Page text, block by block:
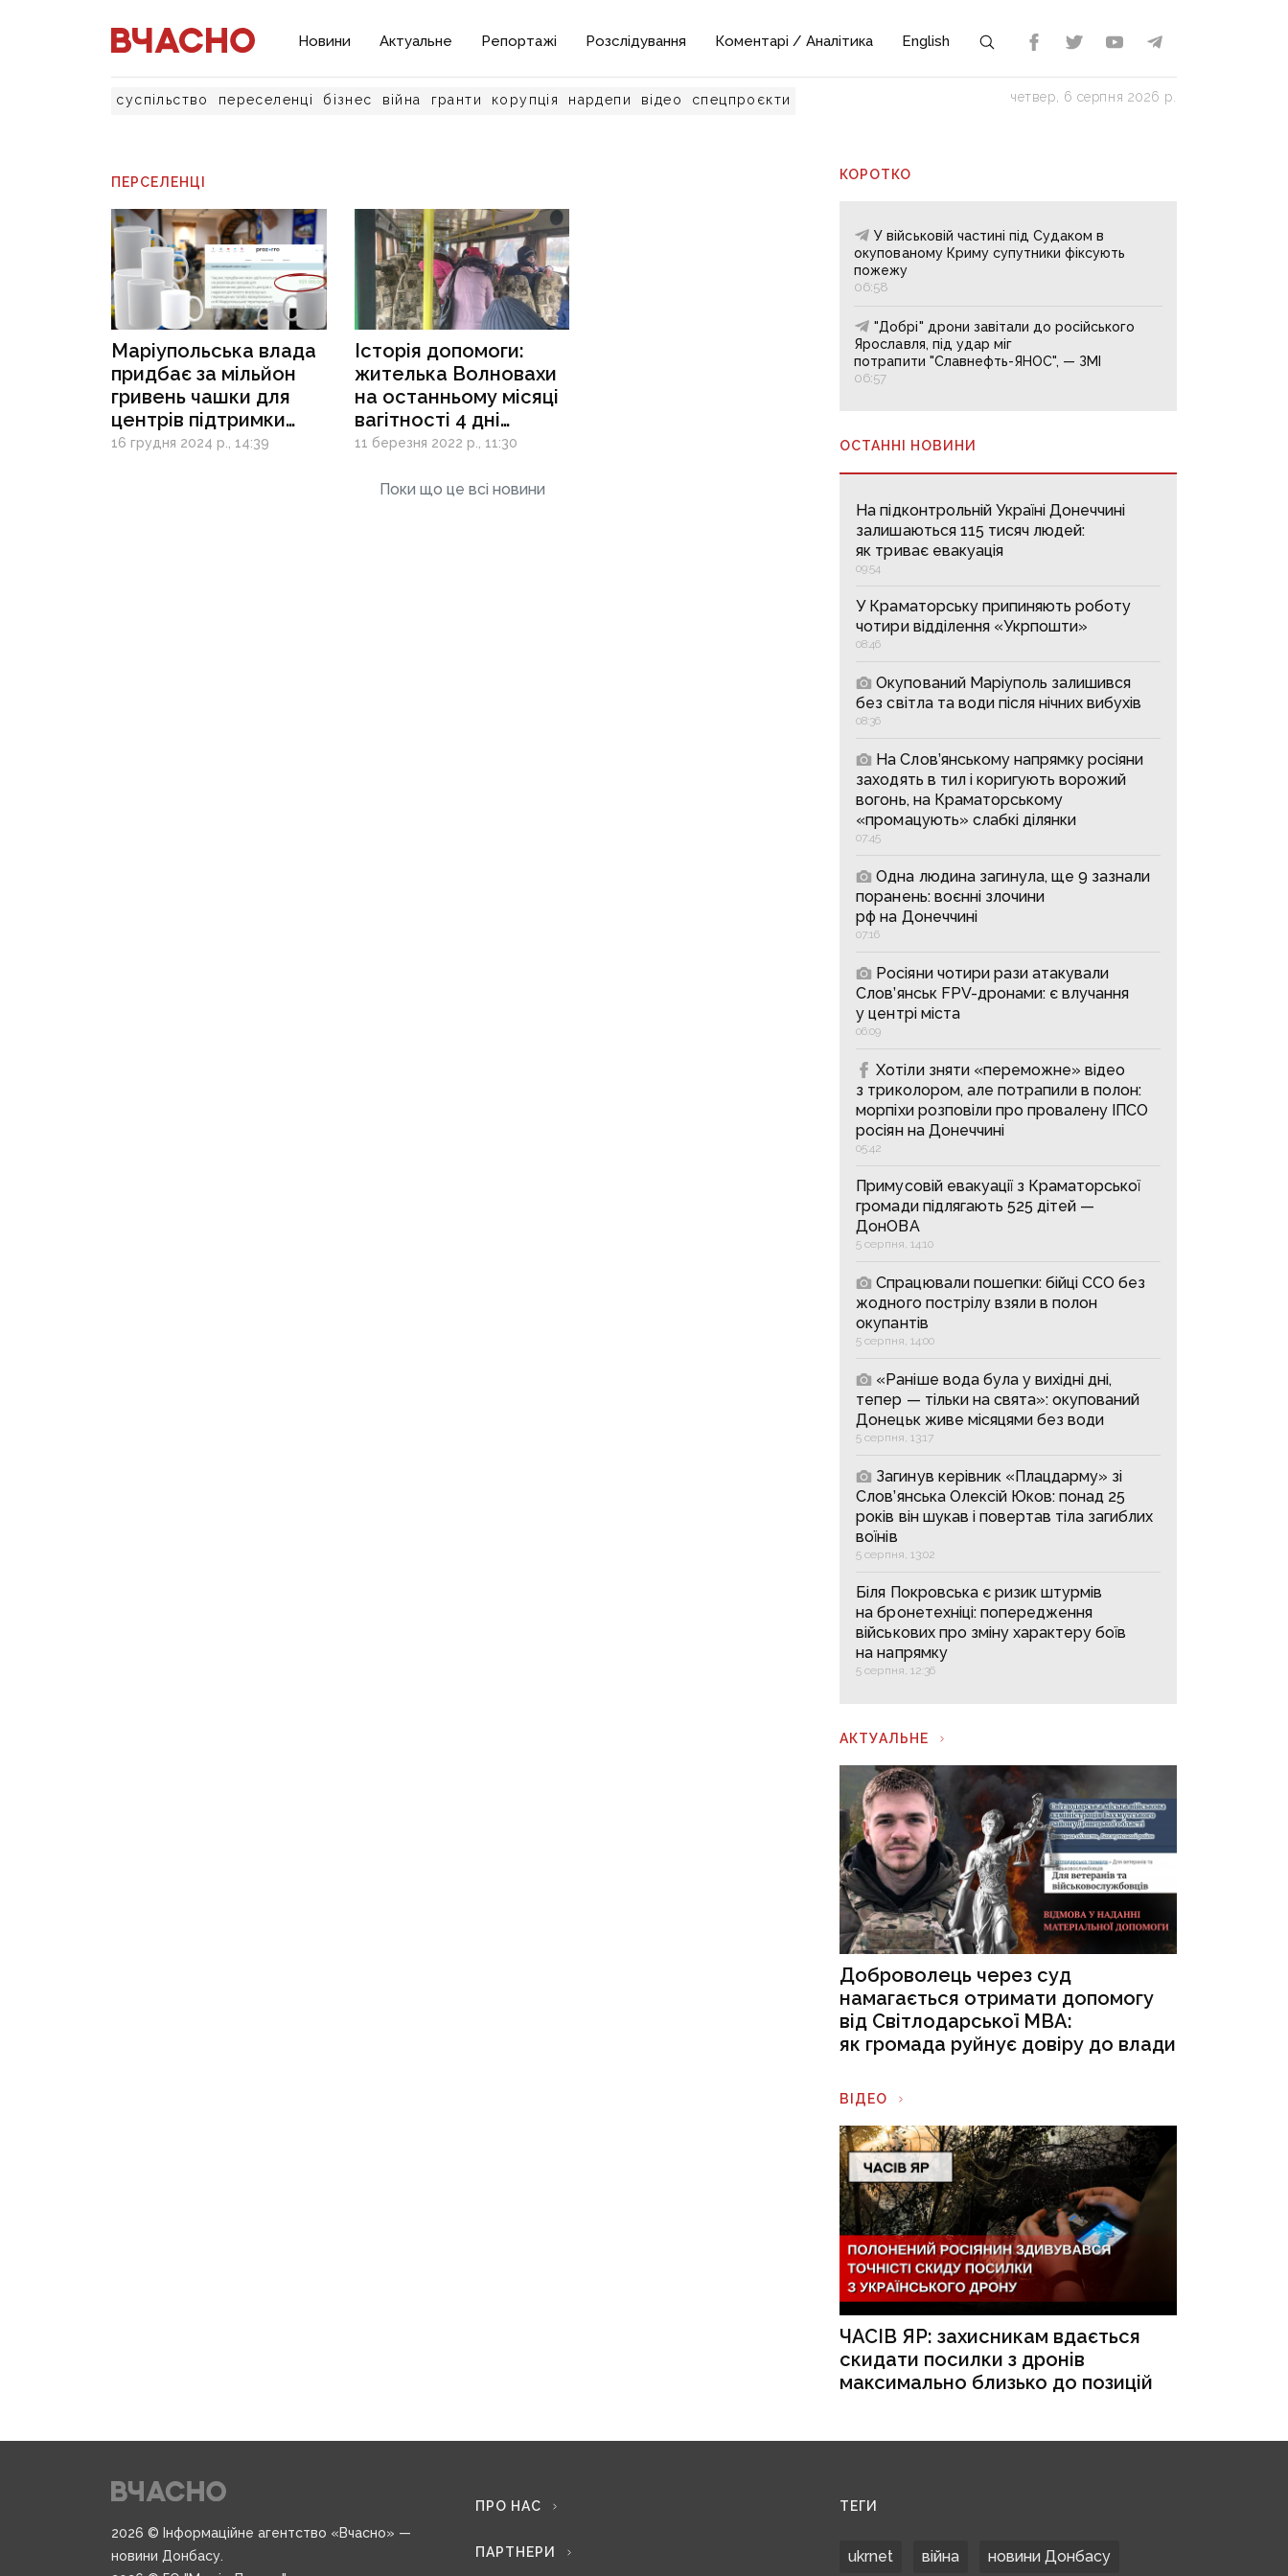
Новини Актуальне Репортажі Розслідування Коментарі / Аналітика English
суспільство переселенці бізнес війна гранти корупція нардепи відео спецпроєкти четвер, 6 серпня 2026 р.
ПЕРСЕЛЕНЦІ
Маріупольська влада
придбає за мільйон
гривень чашки для
центрів підтримки
ВПО
16 грудня 2024 р., 14:39
Історія допомоги:
жителька Волновахи
на останньому місяці
вагітності 4 дні
провела під завалами
11 березня 2022 р., 11:30
Поки що це всі новини
КОРОТКО
У військовій частині під Судаком в
окупованому Криму супутники фіксують
пожежу
06:58
"Добрі" дрони завітали до російського
Ярославля, під удар міг
потрапити "Славнефть-ЯНОС", — ЗМІ
06:57
ОСТАННІ НОВИНИ
На підконтрольній Україні Донеччині
залишаються 115 тисяч людей:
як триває евакуація
09:54
У Краматорську припиняють роботу
чотири відділення «Укрпошти»
08:46
Окупований Маріуполь залишився
без світла та води після нічних вибухів
08:36
На Слов’янському напрямку росіяни
заходять в тил і коригують ворожий
вогонь, на Краматорському
«промацують» слабкі ділянки
07:45
Одна людина загинула, ще 9 зазнали
поранень: воєнні злочини
рф на Донеччині
07:16
Росіяни чотири рази атакували
Слов’янськ FPV-дронами: є влучання
у центрі міста
06:09
Хотіли зняти «переможне» відео
з триколором, але потрапили в полон:
морпіхи розповіли про провалену ІПСО
росіян на Донеччині
05:42
Примусовій евакуації з Краматорської
громади підлягають 525 дітей —
ДонОВА
5 серпня, 14:10
Спрацювали пошепки: бійці ССО без
жодного пострілу взяли в полон
окупантів
5 серпня, 14:00
«Раніше вода була у вихідні дні,
тепер — тільки на свята»: окупований
Донецьк живе місяцями без води
5 серпня, 13:17
Загинув керівник «Плацдарму» зі
Слов’янська Олексій Юков: понад 25
років він шукав і повертав тіла загиблих
воїнів
5 серпня, 13:02
Біля Покровська є ризик штурмів
на бронетехніці: попередження
військових про зміну характеру боїв
на напрямку
5 серпня, 12:36
АКТУАЛЬНЕ
Доброволець через суд
намагається отримати допомогу
від Світлодарської МВА:
як громада руйнує довіру до влади
ВІДЕО
ЧАСІВ ЯР: захисникам вдається
скидати посилки з дронів
максимально близько до позицій
2026 © Інформаційне агентство «Вчасно» —
новини Донбасу.
ПРО НАС
ПАРТНЕРИ
ТЕГИ
ukrnet війна новини Донбасу